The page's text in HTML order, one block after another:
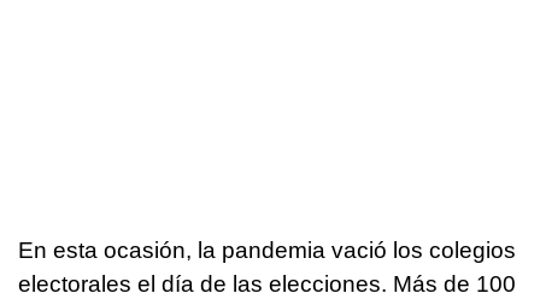
En esta ocasión, la pandemia vació los colegios
electorales el día de las elecciones. Más de 100